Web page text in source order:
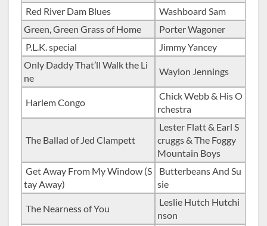
Red River Dam Blues
Washboard Sam
Green, Green Grass of Home
Porter Wagoner
P.L.K. special
Jimmy Yancey
Only Daddy That’ll Walk the Li
ne
Waylon Jennings
Harlem Congo
Chick Webb & His O
rchestra
The Ballad of Jed Clampett
Lester Flatt & Earl S
cruggs & The Foggy
Mountain Boys
Get Away From My Window (S
tay Away)
Butterbeans And Su
sie
The Nearness of You
Leslie Hutch Hutchi
nson